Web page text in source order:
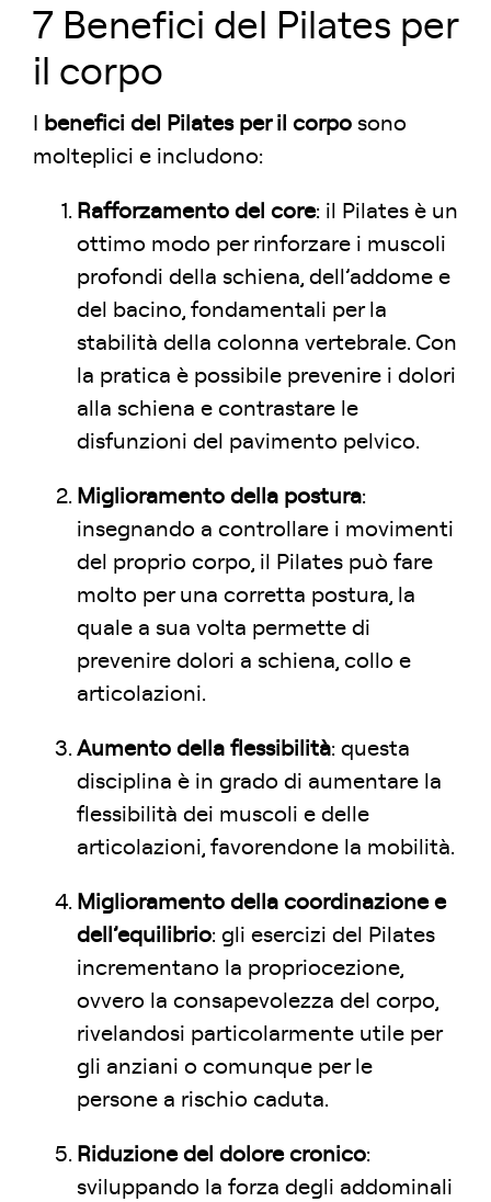
7 Benefici del Pilates per
il corpo
benefici del Pilates per il corpo sono
molteplici e includono:
Rafforzamento del core: il Pilates è un
ottimo modo per rinforzare i muscoli
profondi della schiena, dell’addome e
del bacino, fondamentali per la
stabilità della colonna vertebrale. Con
la pratica è possibile prevenire i dolori
alla schiena e contrastare le
disfunzioni del pavimento pelvico.
Miglioramento della postura:
insegnando a controllare i movimenti
del proprio corpo, il Pilates può fare
molto per una corretta postura, la
quale a sua volta permette di
prevenire dolori a schiena, collo e
articolazioni.
Aumento della flessibilità: questa
disciplina è in grado di aumentare la
flessibilità dei muscoli e delle
articolazioni, favorendone la mobilità.
Miglioramento della coordinazione e
dell’equilibrio: gli esercizi del Pilates
incrementano la propriocezione,
ovvero la consapevolezza del corpo,
rivelandosi particolarmente utile per
gli anziani o comunque per le
persone a rischio caduta.
Riduzione del dolore cronico:
sviluppando la forza degli addominali